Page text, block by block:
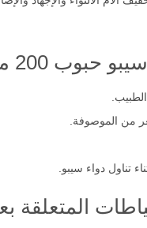
200 ملجم؟
من الموصوفة.
تناول دواء سيبو.
المتعلقة